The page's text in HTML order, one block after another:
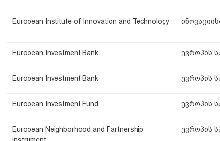
European Institute of Innovation and Technology
European Investment Bank ევროპის
European Investment Bank ევროპის
European Investment Fund ევროპის
European Neighborhood and Partnership
ევროპის